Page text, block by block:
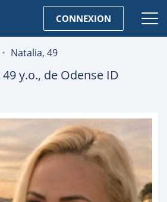
CONNEXION
Natalia, 49
49y.o., de Odense ID